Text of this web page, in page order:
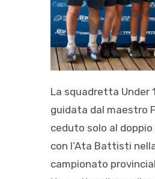
La squadretta Under
guidata dal maestro
ceduto solo al
con l’Ata Battisti
campionato